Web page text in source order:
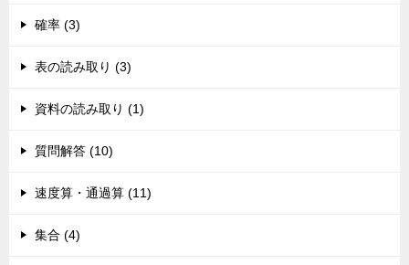
確率 (3)
表の読み取り (3)
資料の読み取り (1)
質問解答 (10)
速度算・通過算 (11)
集合 (4)